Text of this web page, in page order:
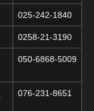
025-242-1840
0258-21-3190
050-6868-5009
076-231-8651